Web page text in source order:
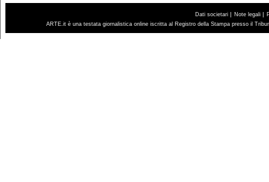
Dati societari | Note legali |
ARTE.it è una testata giornalistica online iscritta al Registro della Stampa presso il